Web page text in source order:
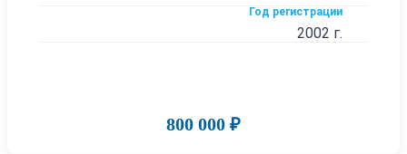
Год регистрации
2002 г.
800 000 ₽